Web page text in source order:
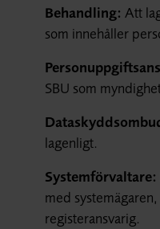
Behandling: Att
som innehåller
SBU som
lagenligt.
Systemförvaltare:
med
registeransvarig.